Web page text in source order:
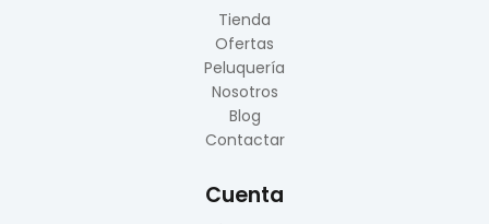
Tienda
Ofertas
Peluquería
Nosotros
Blog
Contactar
Cuenta